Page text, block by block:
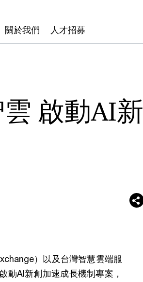
關於我們 人才招募
啟動AI新
）以及台灣智慧雲端服
動AI新創加速成長機制專案，